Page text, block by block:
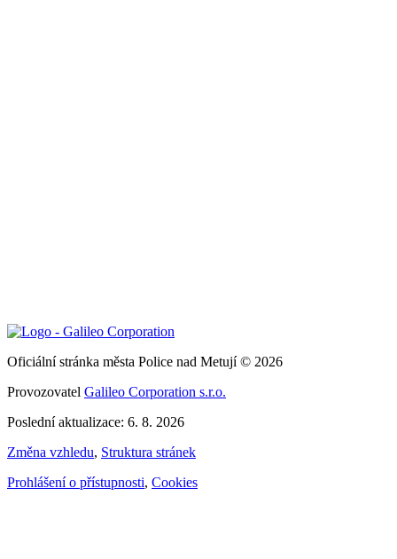
Oficiální stránka města Police nad Metují © 2026
Provozovatel Galileo Corporation s.r.o.
Poslední aktualizace: 6. 8. 2026
Změna vzhledu, Struktura stránek
Prohlášení o přístupnosti, Cookies